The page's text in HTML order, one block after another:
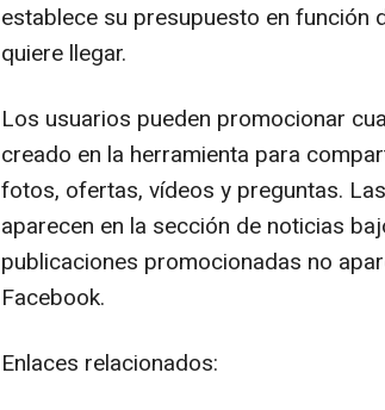
establece su presupuesto en función
quiere llegar.
Los usuarios pueden promocionar
creado en la herramienta para
fotos, ofertas, vídeos y preguntas.
aparecen en la sección de noticias
publicaciones promocionadas no
Facebook.
Enlaces relacionados: